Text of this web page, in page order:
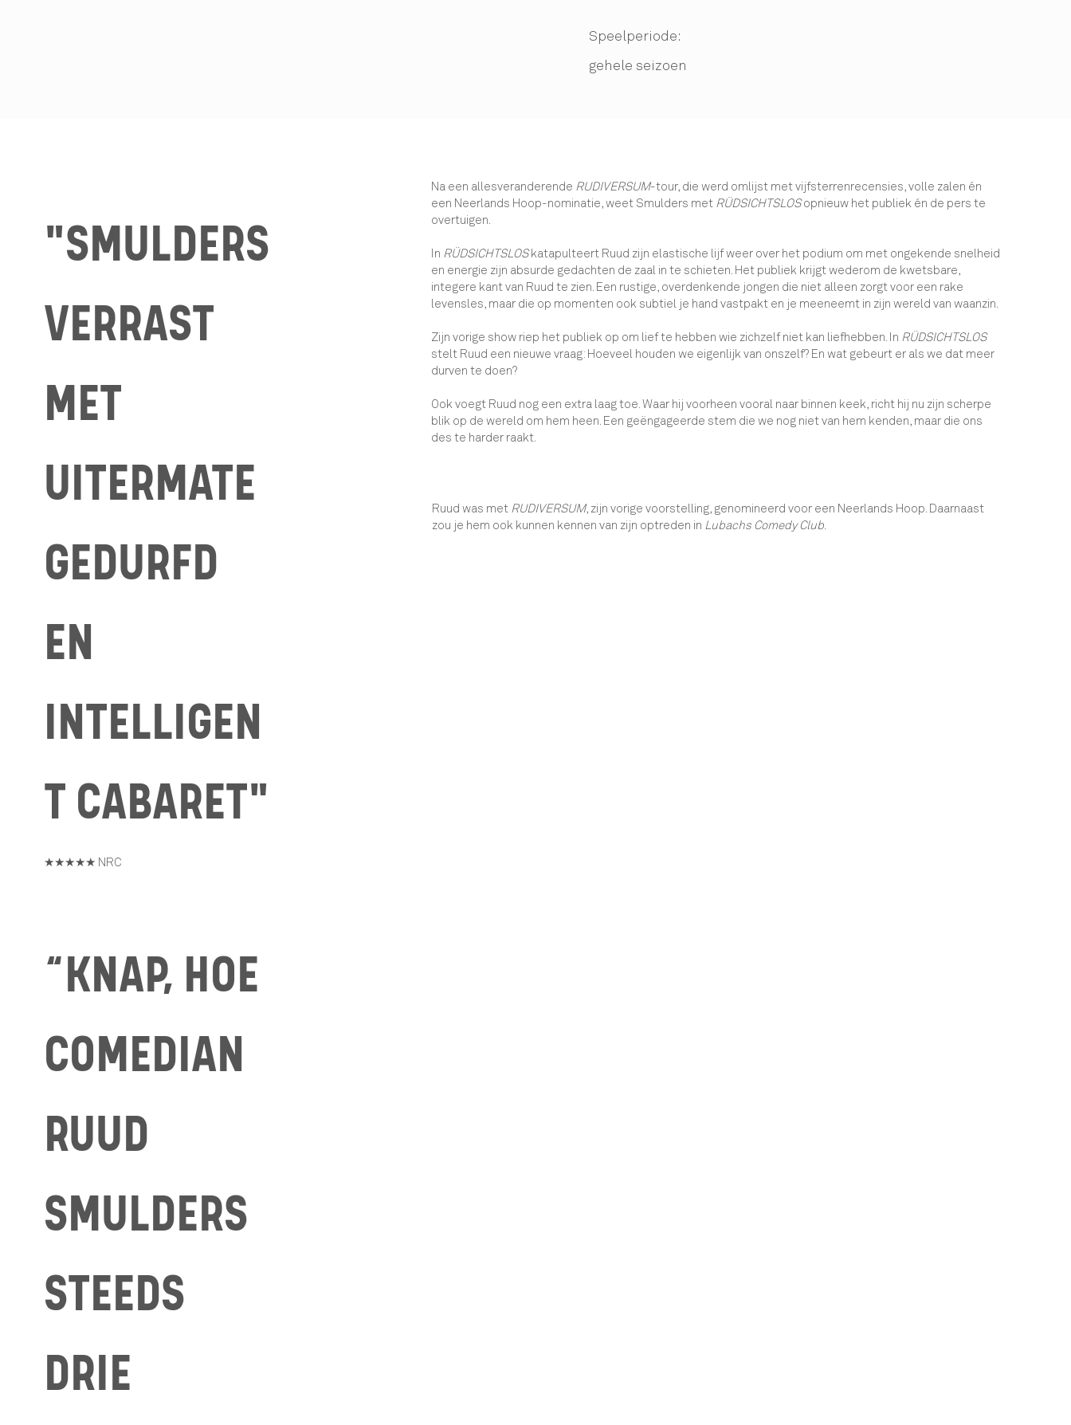
Speelperiode:
gehele seizoen
"SMULDERS
VERRAST
MET
UITERMATE
GEDURFD
EN
INTELLIGEN
T CABARET"
★★★★★ NRC
“KNAP, HOE
COMEDIAN
RUUD
SMULDERS
STEEDS
DRIE
Na een allesveranderende RUDIVERSUM-tour, die werd omlijst met vijfsterrenrecensies, volle zalen én
een Neerlands Hoop-nominatie, weet Smulders met RÜDSICHTSLOSopnieuw het publiek én de pers te
overtuigen.
In RÜDSICHTSLOSkatapulteert Ruud zijn elastische lijf weer over het podium om met ongekende snelheid
en energie zijn absurde gedachten de zaal in te schieten. Het publiek krijgt wederom de kwetsbare,
integere kant van Ruud te zien. Een rustige, overdenkende jongen die niet alleen zorgt voor een rake
levensles, maar die op momenten ook subtiel je hand vastpakt en je meeneemt in zijn wereld van waanzin.
Zijn vorige show riep het publiek op om lief te hebben wie zichzelf niet kan liefhebben. In RÜDSICHTSLOS
stelt Ruud een nieuwe vraag: Hoeveel houden we eigenlijk van onszelf? En wat gebeurt er als we dat meer
durven te doen?
Ook voegt Ruud nog een extra laag toe. Waar hij voorheen vooral naar binnen keek, richt hij nu zijn scherpe
blik op de wereld om hem heen. Een geëngageerde stem die we nog niet van hem kenden, maar die ons
des te harder raakt.
Ruud was met RUDIVERSUM, zijn vorige voorstelling, genomineerd voor een Neerlands Hoop. Daarnaast
zou je hem ook kunnen kennen van zijn optreden in Lubachs Comedy Club.